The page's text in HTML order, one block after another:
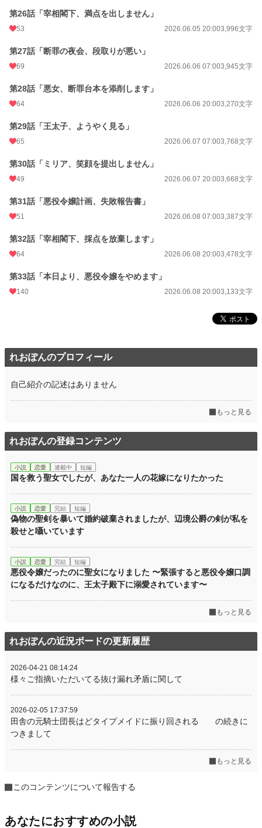
第26話「宰相閣下、満点を出しません」
53 2026.06.05 20:003,996文字
第27話「断罪の夜会、段取りが悪い」
69 2026.06.06 07:003,945文字
第28話「悪女、断罪台本を添削します」
64 2026.06.06 20:003,270文字
第29話「王太子、ようやく見る」
65 2026.06.07 07:003,768文字
第30話「ミリア、笑顔を提出しません」
49 2026.06.07 20:003,668文字
第31話「悪役令嬢計画、失敗報告書」
51 2026.06.08 07:003,387文字
第32話「宰相閣下、採点を放棄します」
64 2026.06.08 20:003,478文字
第33話「本日より、悪役令嬢をやめます」
140 2026.06.08 20:003,133文字
れおぽんのプロフィール
自己紹介の記述はありません
もっと見る
れおぽんの登録コンテンツ
小説 恋愛 連載中 短編
国を救う聖女でしたが、あなた一人の花嫁になりたかった
小説 恋愛 完結 短編
偽物の聖剣を暴いて婚約破棄されましたが、辺境公爵の剣が私を
殺せと囁いています
小説 恋愛 完結 短編
悪役令嬢だったのに聖女になりました 〜緊張すると悪役令嬢口調
になるだけなのに、王太子殿下に溺愛されています〜
もっと見る
れおぽんの近況ボードの更新履歴
2026-04-21 08:14:24
様々ご指摘いただいてる抜け漏れ矛盾に関して
2026-02-05 17:37:59
田舎の元騎士団長はどタイプメイドに振り回される の続きに
つきまして
もっと見る
このコンテンツについて報告する
あなたにおすすめの小説